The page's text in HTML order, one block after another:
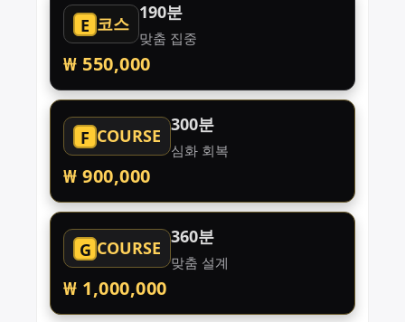
E 코스
190분
맞춤 집중
₩ 550,000
F COURSE
300분
심화 회복
₩ 900,000
G COURSE
360분
맞춤 설계
₩ 1,000,000